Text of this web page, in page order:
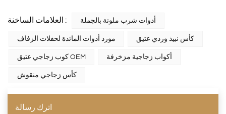
العلامات الساخنة : أدوات شرب ملونة بالجملة
مورد أدوات المائدة لحفلات الزفاف كأس نبيذ وردي عتيق
كوب زجاجي عتيق OEM أكواب زجاجية مزخرفة
كأس زجاجي منقوش
اترك رسالة